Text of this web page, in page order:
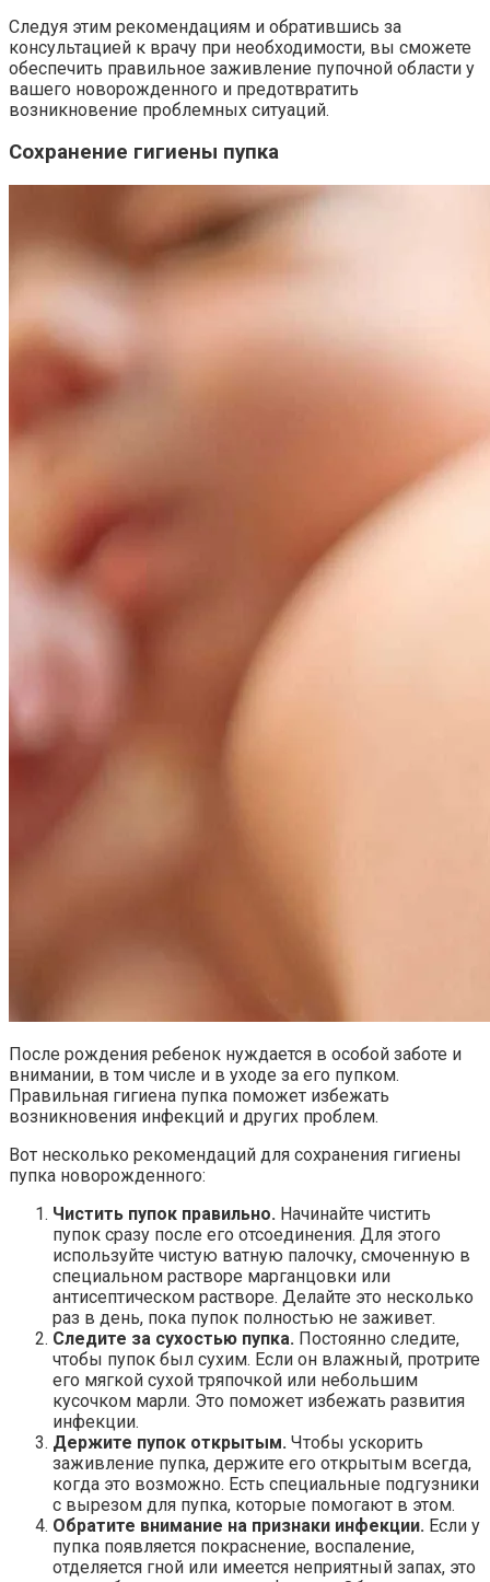
Следуя этим рекомендациям и обратившись за
консультацией к врачу при необходимости, вы сможете
обеспечить правильное заживление пупочной области у
вашего новорожденного и предотвратить
возникновение проблемных ситуаций.
Сохранение гигиены пупка
После рождения ребенок нуждается в особой заботе и
внимании, в том числе и в уходе за его пупком.
Правильная гигиена пупка поможет избежать
возникновения инфекций и других проблем.
Вот несколько рекомендаций для сохранения гигиены
пупка новорожденного:
Чистить пупок правильно. Начинайте чистить
пупок сразу после его отсоединения. Для этого
используйте чистую ватную палочку, смоченную в
специальном растворе марганцовки или
антисептическом растворе. Делайте это несколько
раз в день, пока пупок полностью не заживет.
Следите за сухостью пупка. Постоянно следите,
чтобы пупок был сухим. Если он влажный, протрите
его мягкой сухой тряпочкой или небольшим
кусочком марли. Это поможет избежать развития
инфекции.
Держите пупок открытым. Чтобы ускорить
заживление пупка, держите его открытым всегда,
когда это возможно. Есть специальные подгузники
с вырезом для пупка, которые помогают в этом.
Обратите внимание на признаки инфекции. Если у
пупка появляется покраснение, воспаление,
отделяется гной или имеется неприятный запах, это